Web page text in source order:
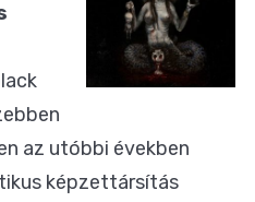
az utóbbi években
képzettársítás